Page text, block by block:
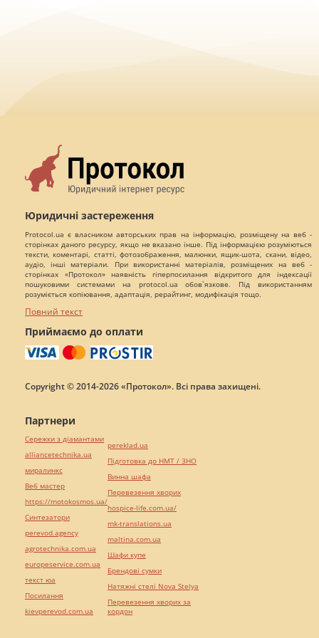
Юридичні застереження
Protocol.ua є власником авторських прав на інформацію, розміщену на веб -
сторінках даного ресурсу, якщо не вказано інше. Під інформацією розуміються
тексти, коментарі, статті, фотозображення, малюнки, ящик-шота, скани, відео,
аудіо, інші матеріали. При використанні матеріалів, розміщених на веб -
сторінках «Протокол» наявність гіперпосилання відкритого для індексації
пошуковими системами на protocol.ua обов`язкове. Під використанням
розуміється копіювання, адаптація, рерайтинг, модифікація тощо.
Повний текст
Приймаємо до оплати
Copyright © 2014-2026 «Протокол». Всі права захищені.
Партнери
Сережки з діамантами
alliancetechnika.ua
миралинкс
Веб мастер
https://motokosmos.ua/
Синтезатори
perevod.agency
agrotechnika.com.ua
europeservice.com.ua
текст юа
Посилання
kievperevod.com.ua
pereklad.ua
Підготовка до НМТ / ЗНО
Винна шафа
Перевезення хворих
hospice-life.com.ua/
mk-translations.ua
maltina.com.ua
Шафи купе
Брендові сумки
Натяжні стелі Nova Stelya
Перевезення хворих за
кордон